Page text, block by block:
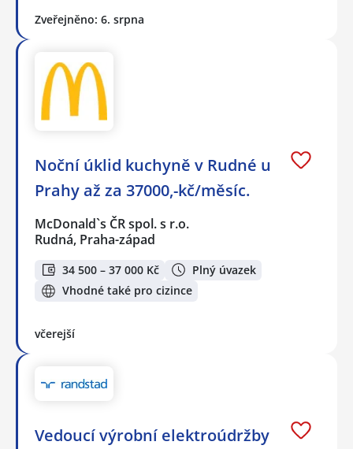
Zveřejněno: 6. srpna
Noční úklid kuchyně v Rudné u
Prahy až za 37000,-kč/měsíc.
McDonald`s ČR spol. s r.o.
Rudná, Praha-západ
34 500 – 37 000 Kč
Plný úvazek
Vhodné také pro cizince
včerejší
Vedoucí výrobní elektroúdržby